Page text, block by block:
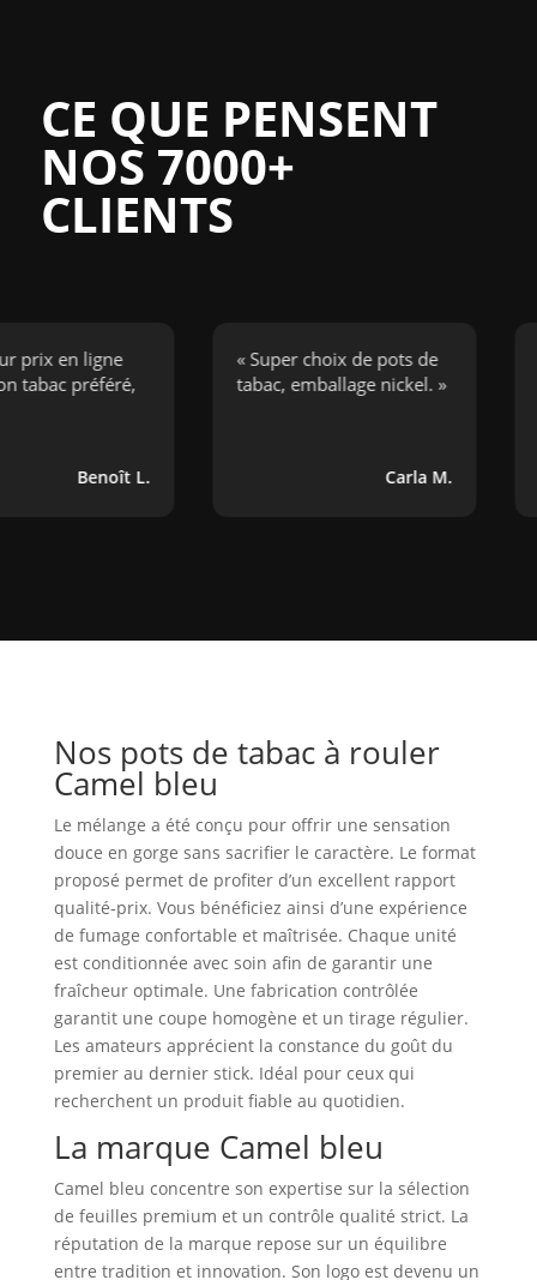
CE QUE PENSENT
NOS 7000+
CLIENTS
en ligne
préféré,
Benoît L.
« Super choix de pots de
tabac, emballage nickel. »
Carla M.
Nos pots de tabac à rouler
Camel bleu
Le mélange a été conçu pour offrir une sensation
douce en gorge sans sacrifier le caractère. Le format
proposé permet de profiter d’un excellent rapport
qualité‑prix. Vous bénéficiez ainsi d’une expérience
de fumage confortable et maîtrisée. Chaque unité
est conditionnée avec soin afin de garantir une
fraîcheur optimale. Une fabrication contrôlée
garantit une coupe homogène et un tirage régulier.
Les amateurs apprécient la constance du goût du
premier au dernier stick. Idéal pour ceux qui
recherchent un produit fiable au quotidien.
La marque Camel bleu
Camel bleu concentre son expertise sur la sélection
de feuilles premium et un contrôle qualité strict. La
réputation de la marque repose sur un équilibre
entre tradition et innovation. Son logo est devenu un